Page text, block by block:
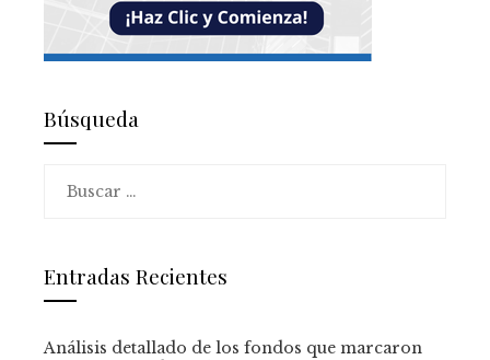
Búsqueda
Entradas Recientes
Análisis detallado de los fondos que marcaron